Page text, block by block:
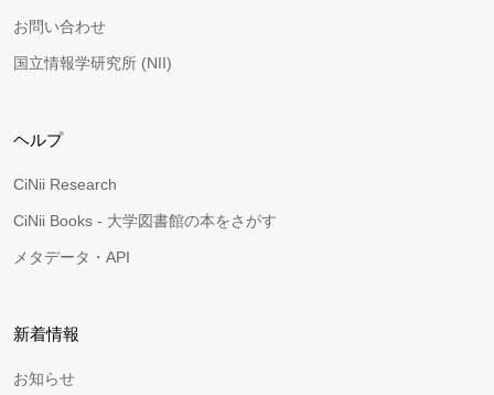
お問い合わせ
国立情報学研究所 (NII)
ヘルプ
CiNii Research
CiNii Books - 大学図書館の本をさがす
メタデータ・API
新着情報
お知らせ